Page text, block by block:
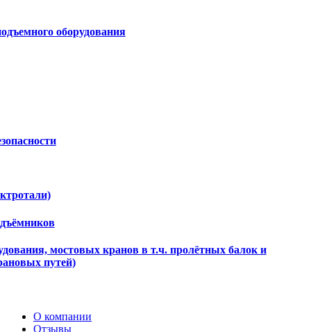
оборудования
мостовых кранов в т.ч. пролётных балок и
путей)
О компании
Отзывы